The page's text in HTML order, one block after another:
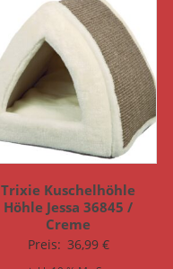
Trixie Kuschelhöhle
Höhle Jessa 36845 /
Creme
Preis: 36,99 €